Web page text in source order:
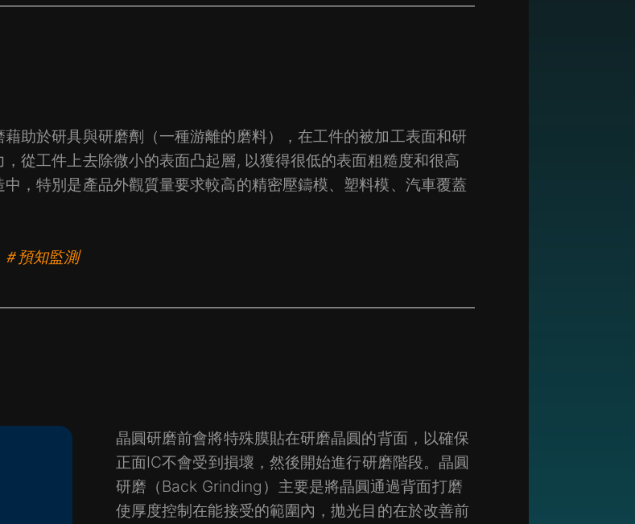
藉助於研具與研磨劑（一種游離的磨料），在工件的被加工表面和研
從工件上去除微小的表面凸起層, 以獲得很低的表面粗糙度和很高
，特別是產品外觀質量要求較高的精密壓鑄模、塑料模、汽車覆蓋
預知監測
晶圓研磨前會將特殊膜貼在研磨晶圓的背面，以確保
正面IC不會受到損壞，然後開始進行研磨階段。晶圓
研磨（Back Grinding）主要是將晶圓通過背面打磨
使厚度控制在能接受的範圍內，拋光目的在於改善前